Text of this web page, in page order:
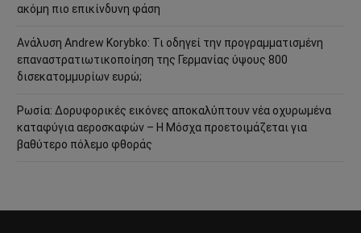
ακόμη πιο επικίνδυνη φάση
Ανάλυση Andrew Korybko: Τι οδηγεί την προγραμματισμένη
επαναστρατιωτικοποίηση της Γερμανίας ύψους 800
δισεκατομμυρίων ευρώ;
Ρωσία: Δορυφορικές εικόνες αποκαλύπτουν νέα οχυρωμένα
καταφύγια αεροσκαφών – Η Μόσχα προετοιμάζεται για
βαθύτερο πόλεμο φθοράς